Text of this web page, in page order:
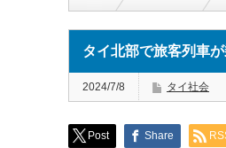
タイ北部で旅客列車
2024/7/8 タイ社会
Post Share